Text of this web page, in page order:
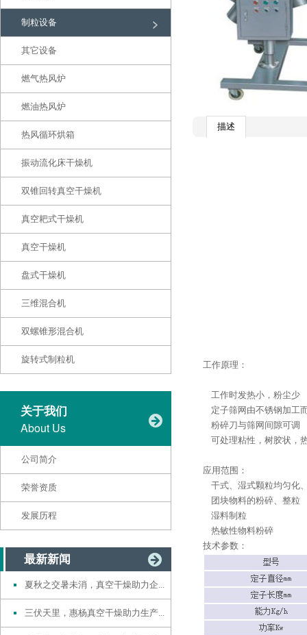
制粒设备
其它设备
燃气热风炉
燃油热风炉
热风循环烘箱
振动流化床干燥机
双锥回转真空干燥机
真空耙式干燥机
真空干燥机
盘式干燥机
三维混合机
双螺锥形混合机
旋转式制粒机
关于我们
About Us
公司简介
荣誉资质
发展历程
最新新闻
夏秋之交暑未消，真空干燥助力企...
三伏天里，惠杨真空干燥助力生产...
描述
工作原理：
工作时发热小，粉尘少
定子筛网由不锈钢加工
粉碎刀与筛网间隙可调
可处理粘性，树胶状，
应用范围：
干式、湿式颗粒均匀化
团块物料的粉碎、整粒
湿料制粒
热敏性物料粉碎
技术参数：